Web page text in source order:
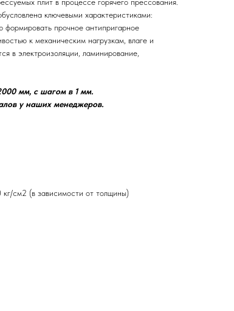
ключевыми характеристиками:
прочное антипригарное
к механическим нагрузкам, влаге и
в электроизоляции, ламинирование,
мм, с шагом в 1 мм.
у наших менеджеров.
см2 (в зависимости от толщины)